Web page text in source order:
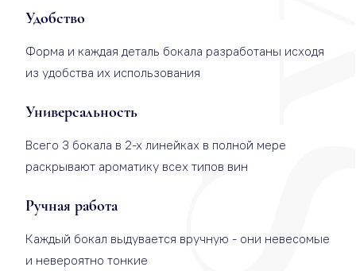
Удобство
Форма и каждая деталь бокала разработаны исходя
из удобства их использования
Универсальность
Всего 3 бокала в 2-х линейках в полной мере
раскрывают ароматику всех типов вин
Ручная работа
Каждый бокал выдувается вручную - они невесомые
и невероятно тонкие